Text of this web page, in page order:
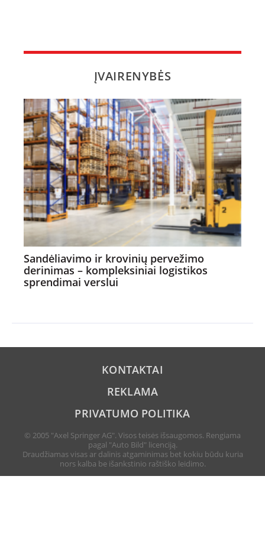
ĮVAIRENYBĖS
Sandėliavimo ir krovinių pervežimo
derinimas – kompleksiniai logistikos
sprendimai verslui
KONTAKTAI
REKLAMA
PRIVATUMO POLITIKA
© 2005 "Axel Springer AG". Visos teisės išsaugomos. Rengiama
pagal "Auto Bild" licenciją.
Draudžiamas visas ar dalinis atgaminimas bet kokiu būdu kuria
nors kalba be išankstinio raštiško leidimo.